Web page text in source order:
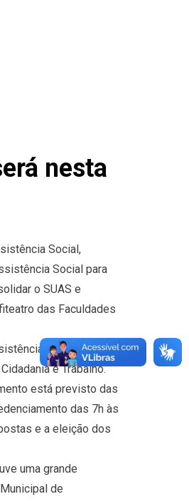
nesta
Social,
Social para
o SUAS e
das Faculdades
Social (CMAS)
e Trabalho.
está previsto das
das 7h às
e a eleição dos
uma grande
de